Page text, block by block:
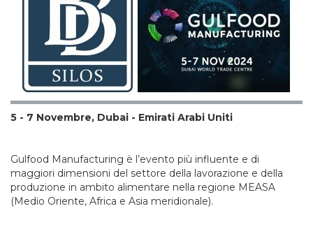
5 - 7 Novembre, Dubai - Emirati Arabi Uniti
Gulfood Manufacturing è l’evento più influente e di
maggiori dimensioni del settore della lavorazione e della
produzione in ambito alimentare nella regione MEASA
(Medio Oriente, Africa e Asia meridionale).